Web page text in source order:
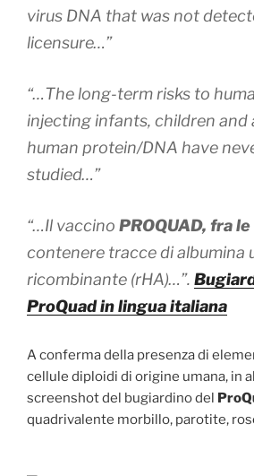
virus DNA that was not
licensure…”
“…The long-term risks to
injecting infants, children and
human protein/DNA have
studied…”
“…Il vaccino PROQUAD, fra
contenere tracce di albumina
ricombinante (rHA)…”.
ProQuad in lingua italiana
A conferma della presenza di
cellule diploidi di origine umana, in
screenshot del bugiardino del
quadrivalente morbillo, parotite,